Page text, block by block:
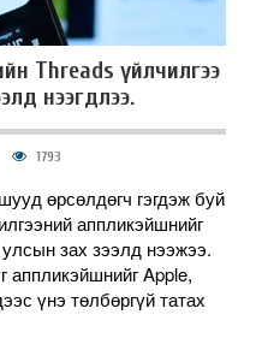
Threads үйлчилгээ
нээгдлээ.
1793
өрсөлдөгч гэгдэж буй
аппликэйшнийг
зах зээлд нээжээ.
аппликэйшнийг Apple,
үнэ төлбөргүй татах